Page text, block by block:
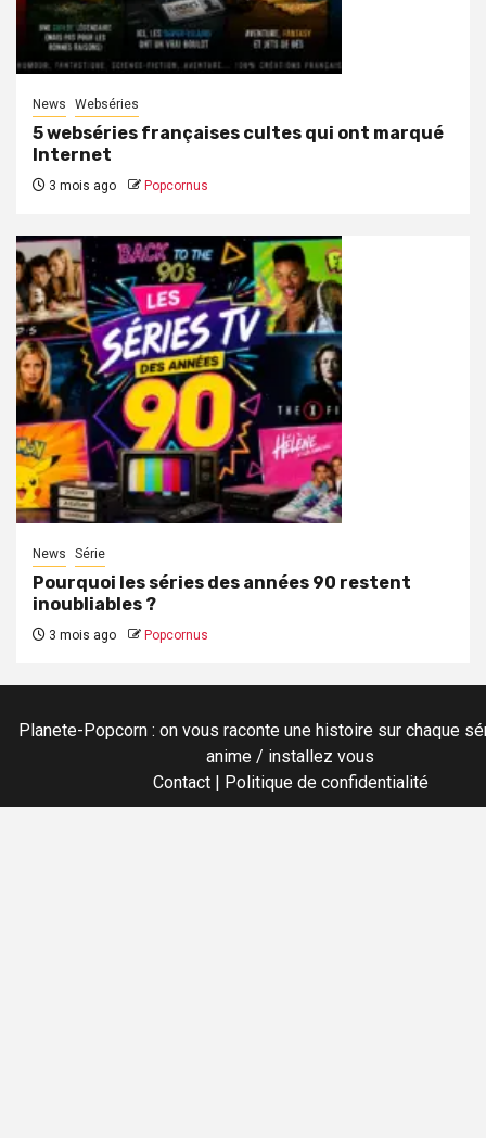
News Webséries
5 webséries françaises cultes qui ont marqué
Internet
3 mois ago Popcornus
News Série
Pourquoi les séries des années 90 restent
inoubliables ?
3 mois ago Popcornus
Planete-Popcorn : on vous raconte une histoire sur chaque
anime / installez vous
Contact| Politique de confidentialité